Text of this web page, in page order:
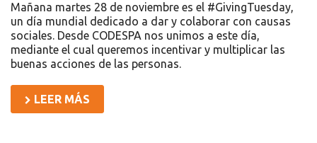
Mañana martes 28 de noviembre es el #GivingTuesday,
un día mundial dedicado a dar y colaborar con causas
sociales. Desde CODESPA nos unimos a este día,
mediante el cual queremos incentivar y multiplicar las
buenas acciones de las personas.
LEER MÁS